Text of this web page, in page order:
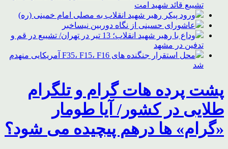
تشییع قائد شهید امت
ورود پیکر رهبر شهید انقلاب به مصلی امام خمینی (ره)
عاشورای حسینی از نگاه دوربین نیساخبر
وداع با رهبر شهید انقلاب؛ 13 تیر در تهران/ تشییع در قم و
تدفین در مشهد
محل استقرار جنگنده های F35، F15، F16 آمریکایی منهدم
شد
پشت پرده هات گرام و تلگرام
طلایی در کشور/ آیا طومار
«گرام» ها درهم پیچیده می شود؟